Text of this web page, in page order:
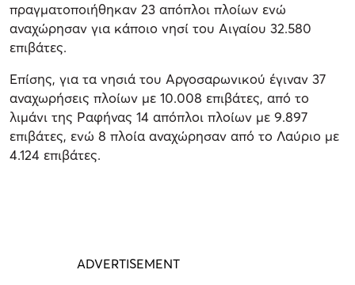
πραγματοποιήθηκαν 23 απόπλοι πλοίων ενώ
αναχώρησαν για κάποιο νησί του Αιγαίου 32.580
επιβάτες.
Επίσης, για τα νησιά του Αργοσαρωνικού έγιναν 37
αναχωρήσεις πλοίων με 10.008 επιβάτες, από το
λιμάνι της Ραφήνας 14 απόπλοι πλοίων με 9.897
επιβάτες, ενώ 8 πλοία αναχώρησαν από το Λαύριο με
4.124 επιβάτες.